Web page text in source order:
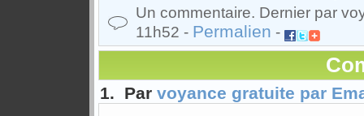
Un commentaire. Dernier par
11h52 - Permalien -
1. Par voyance gratuite par